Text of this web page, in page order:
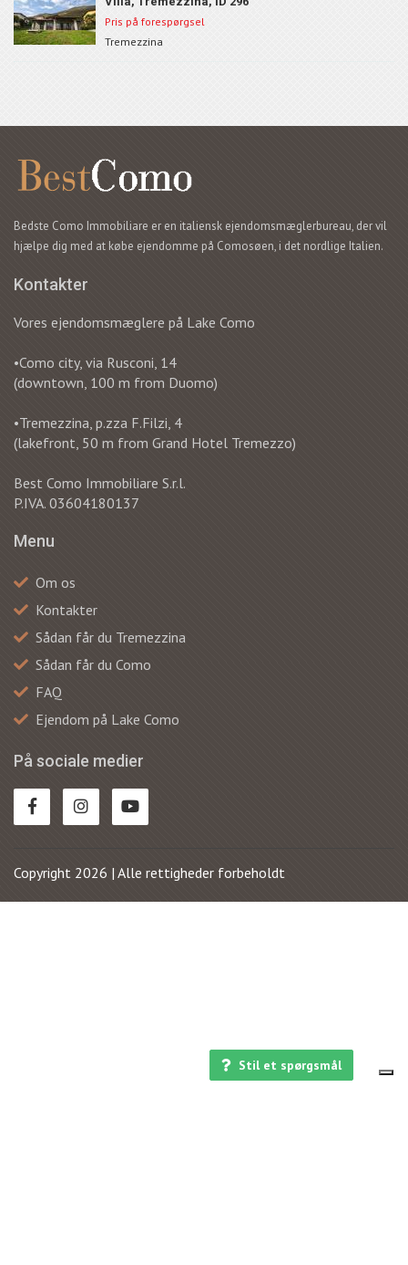
Pris på forespørgsel
Tremezzina
Bedste Como Immobiliare er en italiensk ejendomsmæglerbureau, der vil
hjælpe dig med at købe ejendomme på Comosøen, i det nordlige Italien.
Kontakter
Vores ejendomsmæglere på Lake Como
•Como city, via Rusconi, 14
(downtown, 100 m from Duomo)
•Tremezzina, p.zza F.Filzi, 4
(lakefront, 50 m from Grand Hotel Tremezzo)
Best Como Immobiliare S.r.l.
P.IVA. 03604180137
Menu
Om os
Kontakter
Sådan får du Tremezzina
Sådan får du Como
FAQ
Ejendom på Lake Como
På sociale medier
Copyright 2026 | Alle rettigheder forbeholdt
Stil et spørgsmål